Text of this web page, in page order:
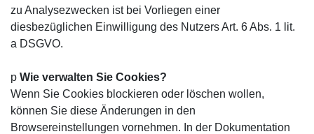
zu Analysezwecken ist bei Vorliegen einer
diesbezüglichen Einwilligung des Nutzers Art. 6 Abs. 1 lit.
a DSGVO.
p Wie verwalten Sie Cookies?
Wenn Sie Cookies blockieren oder löschen wollen,
können Sie diese Änderungen in den
Browsereinstellungen vornehmen. In der Dokumentation